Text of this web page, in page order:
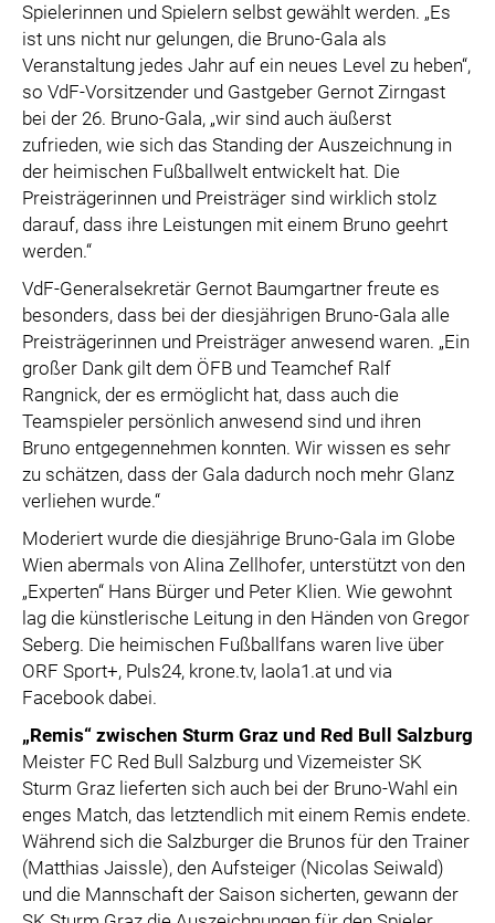
Spielerinnen und Spielern selbst gewählt werden. „Es
ist uns nicht nur gelungen, die Bruno-Gala als
Veranstaltung jedes Jahr auf ein neues Level zu heben“,
so VdF-Vorsitzender und Gastgeber Gernot Zirngast
bei der 26. Bruno-Gala, „wir sind auch äußerst
zufrieden, wie sich das Standing der Auszeichnung in
der heimischen Fußballwelt entwickelt hat. Die
Preisträgerinnen und Preisträger sind wirklich stolz
darauf, dass ihre Leistungen mit einem Bruno geehrt
werden.“
VdF-Generalsekretär Gernot Baumgartner freute es
besonders, dass bei der diesjährigen Bruno-Gala alle
Preisträgerinnen und Preisträger anwesend waren. „Ein
großer Dank gilt dem ÖFB und Teamchef Ralf
Rangnick, der es ermöglicht hat, dass auch die
Teamspieler persönlich anwesend sind und ihren
Bruno entgegennehmen konnten. Wir wissen es sehr
zu schätzen, dass der Gala dadurch noch mehr Glanz
verliehen wurde.“
Moderiert wurde die diesjährige Bruno-Gala im Globe
Wien abermals von Alina Zellhofer, unterstützt von den
„Experten“ Hans Bürger und Peter Klien. Wie gewohnt
lag die künstlerische Leitung in den Händen von Gregor
Seberg. Die heimischen Fußballfans waren live über
ORF Sport+, Puls24, krone.tv, laola1.at und via
Facebook dabei.
„Remis“ zwischen Sturm Graz und Red Bull Salzburg
Meister FC Red Bull Salzburg und Vizemeister SK
Sturm Graz lieferten sich auch bei der Bruno-Wahl ein
enges Match, das letztendlich mit einem Remis endete.
Während sich die Salzburger die Brunos für den Trainer
(Matthias Jaissle), den Aufsteiger (Nicolas Seiwald)
und die Mannschaft der Saison sicherten, gewann der